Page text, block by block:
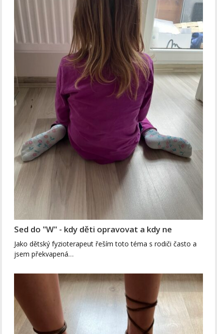
Sed do "W" - kdy děti opravovat a kdy ne
Jako dětský fyzioterapeut řeším toto téma s rodiči často a
jsem překvapená…